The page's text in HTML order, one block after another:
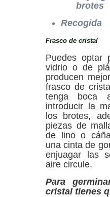
brotes
Recogida
Frasco de cristal
Puedes optar
vidrio o de
producen
frasco de
tenga boca
introducir la
los brotes,
piezas de
de lino o
una cinta de
enjuagar las
aire circule.
Para
cristal tienes